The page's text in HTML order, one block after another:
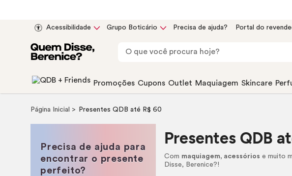
Acessibilidade Grupo Boticário Precisa de ajuda? Portal do
Promoções Cupons Outlet Maquiagem Skincare
Página Inicial Presentes QDB até R$ 60
Presentes QDB
Com maquiagem, acessórios e muito
Disse, Berenice?!
Precisa de ajuda para
encontrar o presente
perfeito?